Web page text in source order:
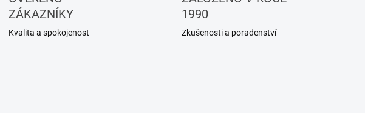
ZÁKAZNÍKY
Kvalita a spokojenost
1990
Zkušenosti a poradenství